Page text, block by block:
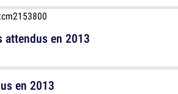
en 2013
attendus en 2013